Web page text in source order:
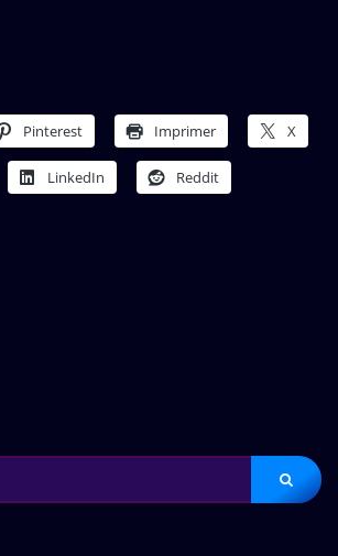
Pinterest Imprimer X
LinkedIn Reddit